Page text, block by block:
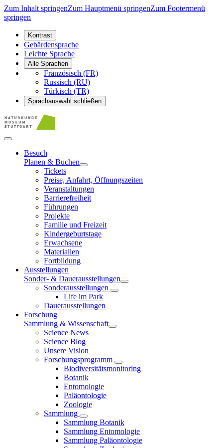
Zum Inhalt springenZum Hauptmenü springenZum Footermenü
springen
Kontrast
Gebärdensprache
Leichte Sprache
Alle Sprachen
Französisch (FR)
Russisch (RU)
Türkisch (TR)
Sprachauswahl schließen
Besuch
Planen & Buchen
Tickets
Preise, Anfahrt, Öffnungszeiten
Veranstaltungen
Barrierefreiheit
Führungen
Projekte
Familie und Freizeit
Kindergeburtstage
Erwachsene
Materialien
Fortbildung
Ausstellungen
Sonder- & Dauerausstellungen
Sonderausstellungen
Life im Park
Dauerausstellungen
Forschung
Sammlung & Wissenschaft
Science News
Science Blog
Unsere Vision
Forschungsprogramm
Biodiversitätsmonitoring
Botanik
Entomologie
Paläontologie
Zoologie
Sammlung
Sammlung Botanik
Sammlung Entomologie
Sammlung Paläontologie